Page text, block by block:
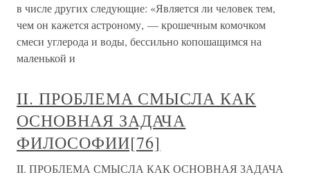
в числе других следующие: «Является ли человек тем,
чем он кажется астроному, — крошечным комочком
смеси углерода и воды, бессильно копошащимся на
маленькой и
II. ПРОБЛЕМА СМЫСЛА КАК
ОСНОВНАЯ ЗАДАЧА
ФИЛОСОФИИ[76]
II. ПРОБЛЕМА СМЫСЛА КАК ОСНОВНАЯ ЗАДАЧА